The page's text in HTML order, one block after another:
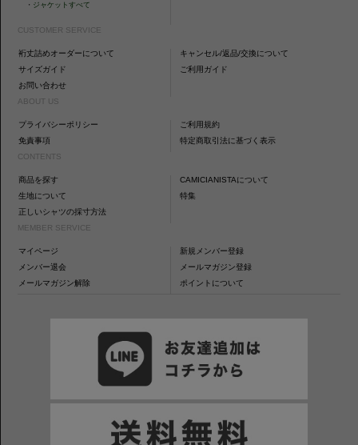
・ ジャケットすべて
CUSTOMER SERVICE
裄丈詰めオーダーについて
キャンセル/返品/交換について
サイズガイド
ご利用ガイド
お問い合わせ
ABOUT US
プライバシーポリシー
ご利用規約
免責事項
特定商取引法に基づく表示
CONTENTS
商品を探す
CAMICIANISTAについて
生地について
特集
正しいシャツの採寸方法
MEMBER SERVICE
マイページ
新規メンバー登録
メンバー退会
メールマガジン登録
メールマガジン解除
ポイントについて